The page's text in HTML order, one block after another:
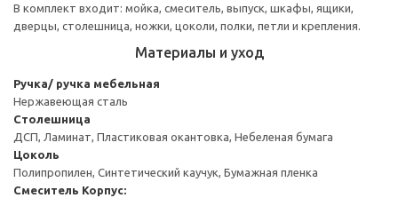
В комплект входит: мойка, смеситель, выпуск, шкафы, ящики,
дверцы, столешница, ножки, цоколи, полки, петли и крепления.
Материалы и уход
Ручка/ ручка мебельная
Нержавеющая сталь
Столешница
ДСП, Ламинат, Пластиковая окантовка, Небеленая бумага
Цоколь
Полипропилен, Синтетический каучук, Бумажная пленка
Смеситель Корпус: